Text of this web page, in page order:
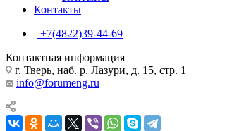
Контакты
+7(4822)39-44-69
Контактная информация
г. Тверь, наб. р. Лазури, д. 15, стр. 1
info@forumeng.ru